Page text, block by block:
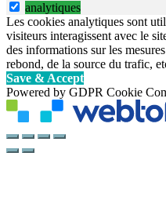
analytiques
Les cookies analytiques sont
visiteurs interagissent avec le
des informations sur les
rebond, de la source du trafic,
Save & Accept
Powered by GDPR Cookie